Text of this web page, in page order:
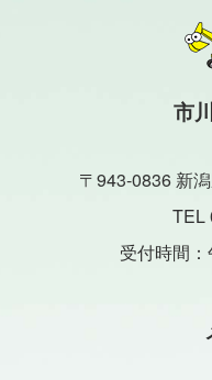
市
〒943-0836 新
TEL
受付時間